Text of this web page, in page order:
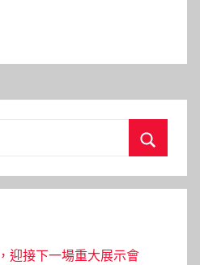
迎接下一場重大展示會